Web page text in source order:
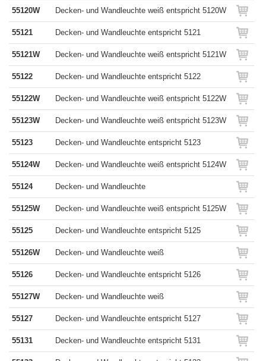
55120W Decken- und Wandleuchte weiß entspricht 5120W
55121 Decken- und Wandleuchte entspricht 5121
55121W Decken- und Wandleuchte weiß entspricht 5121W
55122 Decken- und Wandleuchte entspricht 5122
55122W Decken- und Wandleuchte weiß entspricht 5122W
55123W Decken- und Wandleuchte weiß entspricht 5123W
55123 Decken- und Wandleuchte entspricht 5123
55124W Decken- und Wandleuchte weiß entspricht 5124W
55124 Decken- und Wandleuchte
55125W Decken- und Wandleuchte weiß entspricht 5125W
55125 Decken- und Wandleuchte entspricht 5125
55126W Decken- und Wandleuchte weiß
55126 Decken- und Wandleuchte entspricht 5126
55127W Decken- und Wandleuchte weiß
55127 Decken- und Wandleuchte entspricht 5127
55131 Decken- und Wandleuchte entspricht 5131